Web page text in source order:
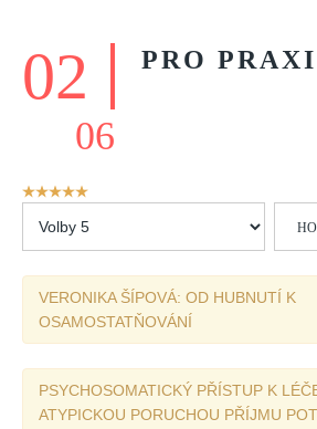
FAQ
Vydání 3/ 2025
Vydání 2/ 2025
Vydání 1/ 2025
Vydání 3-4/ 2024
Vydání 1-2/ 2024
Vydání 3-4/ 2023
Vydání 1-2/ 2023
02
06
PRO PRAXI
Hodnocení
prosím
VERONIKA ŠÍPOVÁ: OD HUBNUTÍ K
OSAMOSTATŇOVÁNÍ
PSYCHOSOMATICKÝ PŘÍSTUP K
ATYPICKOU PORUCHOU PŘÍJMU